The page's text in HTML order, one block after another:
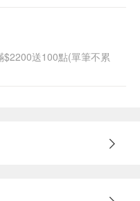
$2200送100點(單筆不累